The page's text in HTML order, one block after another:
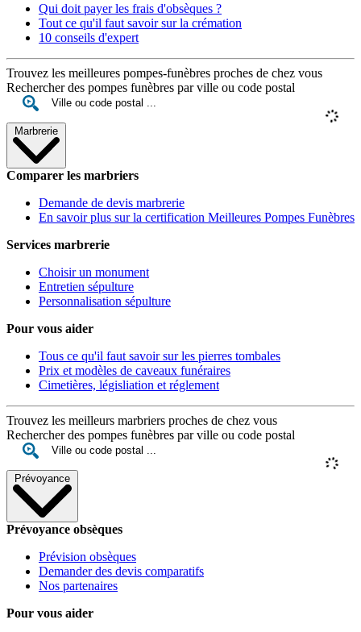
Qui doit payer les frais d'obsèques ?
Tout ce qu'il faut savoir sur la crémation
10 conseils d'expert
Trouvez les meilleures pompes-funèbres proches de chez vous
Rechercher des pompes funèbres par ville ou code postal
Marbrerie
Comparer les marbriers
Demande de devis marbrerie
En savoir plus sur la certification Meilleures Pompes Funèbres
Services marbrerie
Choisir un monument
Entretien sépulture
Personnalisation sépulture
Pour vous aider
Tous ce qu'il faut savoir sur les pierres tombales
Prix et modèles de caveaux funéraires
Cimetières, législiation et réglement
Trouvez les meilleurs marbriers proches de chez vous
Rechercher des pompes funèbres par ville ou code postal
Prévoyance
Prévoyance obsèques
Prévision obsèques
Demander des devis comparatifs
Nos partenaires
Pour vous aider